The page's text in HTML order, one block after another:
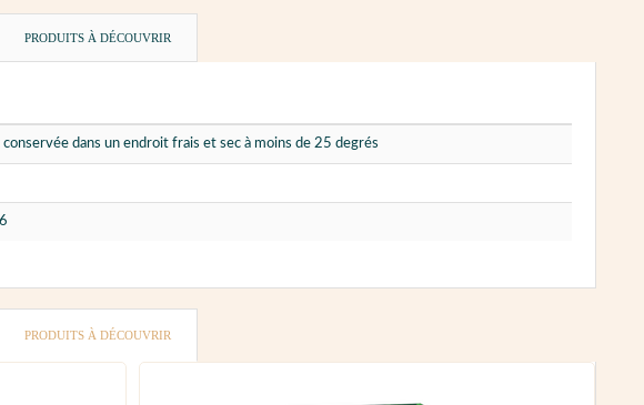
PRODUITS À DÉCOUVRIR
dans un endroit frais et sec à moins de 25 degrés
PRODUITS À DÉCOUVRIR